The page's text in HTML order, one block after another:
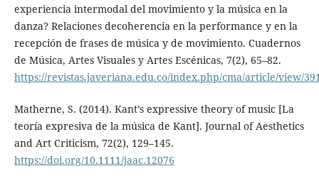
experiencia intermodal del movimiento y la música en la
danza? Relaciones decoherencia en la performance y en la
recepción de frases de música y de movimiento. Cuadernos
de Música, Artes Visuales y Artes Escénicas, 7(2), 65–82.
https://revistas.javeriana.edu.co/index.php/cma/article/view/
Matherne, S. (2014). Kant’s expressive theory of music [La
teoría expresiva de la música de Kant]. Journal of Aesthetics
and Art Criticism, 72(2), 129–145.
https://doi.org/10.1111/jaac.12076